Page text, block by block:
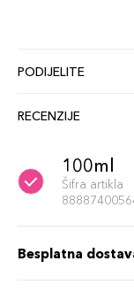
PODIJELITE
RECENZIJE
100ml
Šifra artikla
Besplatna